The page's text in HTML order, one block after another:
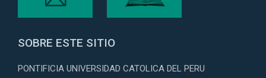
SOBRE ESTE SITIO
PONTIFICIA UNIVERSIDAD CATOLICA DEL PERU